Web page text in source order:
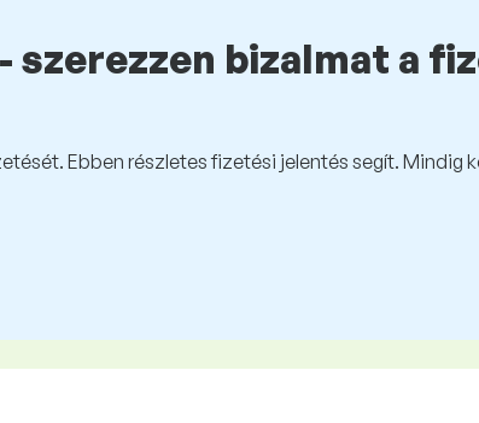
szerezzen bizalmat a
Ebben részletes fizetési jelentés segít. Mindig